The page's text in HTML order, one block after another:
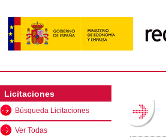
Licitaciones
Búsqueda Licitaciones
Ver Todas